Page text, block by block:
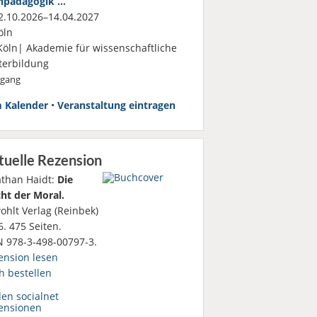
Akademie für wissenschaftliche
Kalender• Veranstaltung eintragen
Rezension
Haidt: Die
der Moral.
Verlag (Reinbek)
475 Seiten.
978-3-498-00797-3.
lesen
bestellen
socialnet